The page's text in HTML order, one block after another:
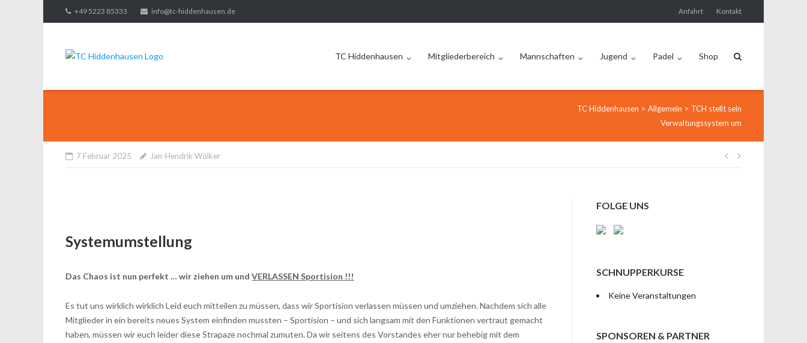
Direkt
zum
+49 5223 85333 info@tc-hiddenhausen.de Anfahrt Kontakt
TC Hiddenhausen Mitgliederbereich Mannschaften Jugend Padel Shop
TC Hiddenhausen > Allgemein > TCH stellt sein
Verwaltungssystem um
7 Februar 2025 Jan-Hendrik Wölker
Systemumstellung
Das Chaos ist nun perfekt … wir ziehen um undVERLASSEN Sportision !!!
Es tut uns wirklich wirklich Leid euch mitteilen zu müssen, dass wir Sportision verlassen müssen und umziehen. Nachdem sich alle
Mitglieder in ein bereits neues System einfinden mussten – Sportision – und sich langsam mit den Funktionen vertraut gemacht
haben, müssen wir euch leider diese Strapaze nochmal zumuten. Da wir seitens des Vorstandes eher nur behebig mit dem
FOLGE UNS
SCHNUPPERKURSE
Keine Veranstaltungen
SPONSOREN & PARTNER